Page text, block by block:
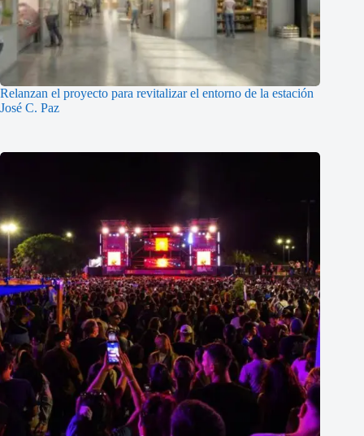
Relanzan el proyecto para revitalizar el entorno de la estación
José C. Paz